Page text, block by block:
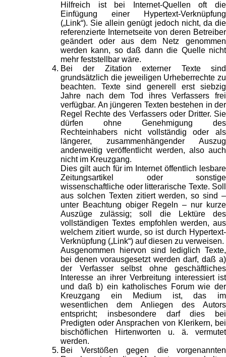
Hilfreich ist bei Internet-Quellen oft die
Einfügung einer Hypertext-Verknüpfung
(„Link“). Sie allein genügt jedoch nicht, da die
referenzierte Internetseite von deren Betreiber
geändert oder aus dem Netz genommen
werden kann, so daß dann die Quelle nicht
mehr feststellbar wäre.
Bei der Zitation externer Texte sind
grundsätzlich die jeweiligen Urheberrechte zu
beachten. Texte sind generell erst siebzig
Jahre nach dem Tod ihres Verfassers frei
verfügbar. An jüngeren Texten bestehen in der
Regel Rechte des Verfassers oder Dritter. Sie
dürfen ohne Genehmigung des
Rechteinhabers nicht vollständig oder als
längerer, zusammenhängender Auszug
anderweitig veröffentlicht werden, also auch
nicht im Kreuzgang.
Dies gilt auch für im Internet öffentlich lesbare
Zeitungsartikel oder sonstige
wissenschaftliche oder litterarische Texte. Soll
aus solchen Texten zitiert werden, so sind –
unter Beachtung obiger Regeln – nur kurze
Auszüge zulässig; soll die Lektüre des
vollständigen Textes empfohlen werden, aus
welchem zitiert wurde, so ist durch Hypertext-
Verknüpfung („Link“) auf diesen zu verweisen.
Ausgenommen hiervon sind lediglich Texte,
bei denen vorausgesetzt werden darf, daß a)
der Verfasser selbst ohne geschäftliches
Interesse an ihrer Verbreitung interessiert ist
und daß b) ein katholisches Forum wie der
Kreuzgang ein Medium ist, das im
wesentlichen dem Anliegen des Autors
entspricht; insbesondere darf dies bei
Predigten oder Ansprachen von Klerikern, bei
bischöflichen Hirtenworten u. ä. vermutet
werden.
Bei Verstößen gegen die vorgenannten